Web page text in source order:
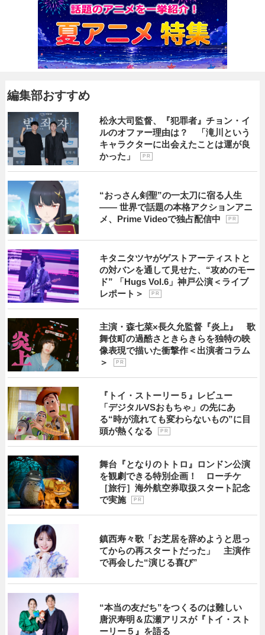
編集部おすすめ
松永大司監督、『犯罪者』チョン・イ
ルのオファー理由は？ 「滝川という
キャラクターに出会えたことは運が良
かった」
P R
“おっさん剣聖”の一太刀に宿る人生
―― 世界で話題の本格アクションアニ
メ、Prime Videoで独占配信中
P R
キタニタツヤがゲストアーティストと
の対バンを通して見せた、“攻めのモー
ド” 「Hugs Vol.6」神戸公演＜ライブ
レポート＞
P R
主演・森七菜×長久允監督『炎上』 歌
舞伎町の過酷さときらきらを独特の映
像表現で描いた衝撃作＜出演者コラム
＞
P R
『トイ・ストーリー５』レビュー
「デジタルVSおもちゃ」の先にあ
る“時が流れても変わらないもの”に目
頭が熱くなる
P R
舞台『となりのトトロ』ロンドン公演
を観劇できる特別企画！ ローチケ
［旅行］海外航空券取扱スタート記念
で実施
P R
鎮西寿々歌「お芝居を辞めようと思っ
てからの再スタートだった」 主演作
で再会した“演じる喜び”
“本当の友だち”をつくるのは難しい
唐沢寿明＆広瀬アリスが『トイ・スト
ーリー５』を語る